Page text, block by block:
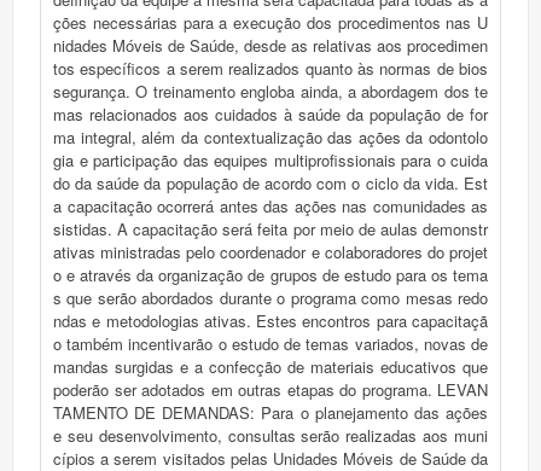
ções necessárias para a execução dos procedimentos nas U
nidades Móveis de Saúde, desde as relativas aos procedimen
tos específicos a serem realizados quanto às normas de bios
segurança. O treinamento engloba ainda, a abordagem dos te
mas relacionados aos cuidados à saúde da população de for
ma integral, além da contextualização das ações da odontolo
gia e participação das equipes multiprofissionais para o cuida
do da saúde da população de acordo com o ciclo da vida. Est
a capacitação ocorrerá antes das ações nas comunidades as
sistidas. A capacitação será feita por meio de aulas demonstr
ativas ministradas pelo coordenador e colaboradores do projet
o e através da organização de grupos de estudo para os tema
s que serão abordados durante o programa como mesas redo
ndas e metodologias ativas. Estes encontros para capacitaçã
o também incentivarão o estudo de temas variados, novas de
mandas surgidas e a confecção de materiais educativos que
poderão ser adotados em outras etapas do programa. LEVAN
TAMENTO DE DEMANDAS: Para o planejamento das ações
e seu desenvolvimento, consultas serão realizadas aos muni
cípios a serem visitados pelas Unidades Móveis de Saúde da